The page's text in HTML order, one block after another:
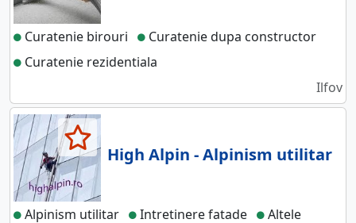
Curatenie birouri
Curatenie dupa constructor
Curatenie rezidentiala
Ilfov
High Alpin - Alpinism utilitar
Alpinism utilitar Intretinere fatade
Altele